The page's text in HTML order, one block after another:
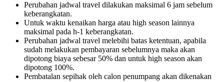
Perubahan jadwal travel dilakukan maksimal 6 jam sebelum
keberangkatan.
Untuk waktu kenaikan harga atau high season lainnya
maksimal pada h-1 keberangkatan.
Perubahan jadwal travel melebihi batas ketentuan, apabila
sudah melakukan pembayaran sebelumnya maka akan
dipotong biaya sebesar 50% dan untuk high season akan
dipotong 100%.
Pembatalan sepihak oleh calon penumpang akan dikenakan